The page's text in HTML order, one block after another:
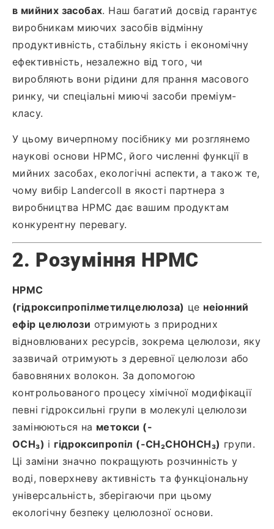
в мийних засобах. Наш багатий досвід гарантує
виробникам миючих засобів відмінну
продуктивність, стабільну якість і економічну
ефективність, незалежно від того, чи
виробляють вони рідини для прання масового
ринку, чи спеціальні миючі засоби преміум-
класу.
У цьому вичерпному посібнику ми розглянемо
наукові основи HPMC, його численні функції в
мийних засобах, екологічні аспекти, а також те,
чому вибір Landercoll в якості партнера з
виробництва HPMC дає вашим продуктам
конкурентну перевагу.
2. Розуміння HPMC
HPMC
(гідроксипропілметилцелюлоза) це неіонний
ефір целюлози отримують з природних
відновлюваних ресурсів, зокрема целюлози, яку
зазвичай отримують з деревної целюлози або
бавовняних волокон. За допомогою
контрольованого процесу хімічної модифікації
певні гідроксильні групи в молекулі целюлози
замінюються на метокси (-
OCH₃) і гідроксипропіл (-CH₂CHOHCH₃) групи.
Ці заміни значно покращують розчинність у
воді, поверхневу активність та функціональну
універсальність, зберігаючи при цьому
екологічну безпеку целюлозної основи.